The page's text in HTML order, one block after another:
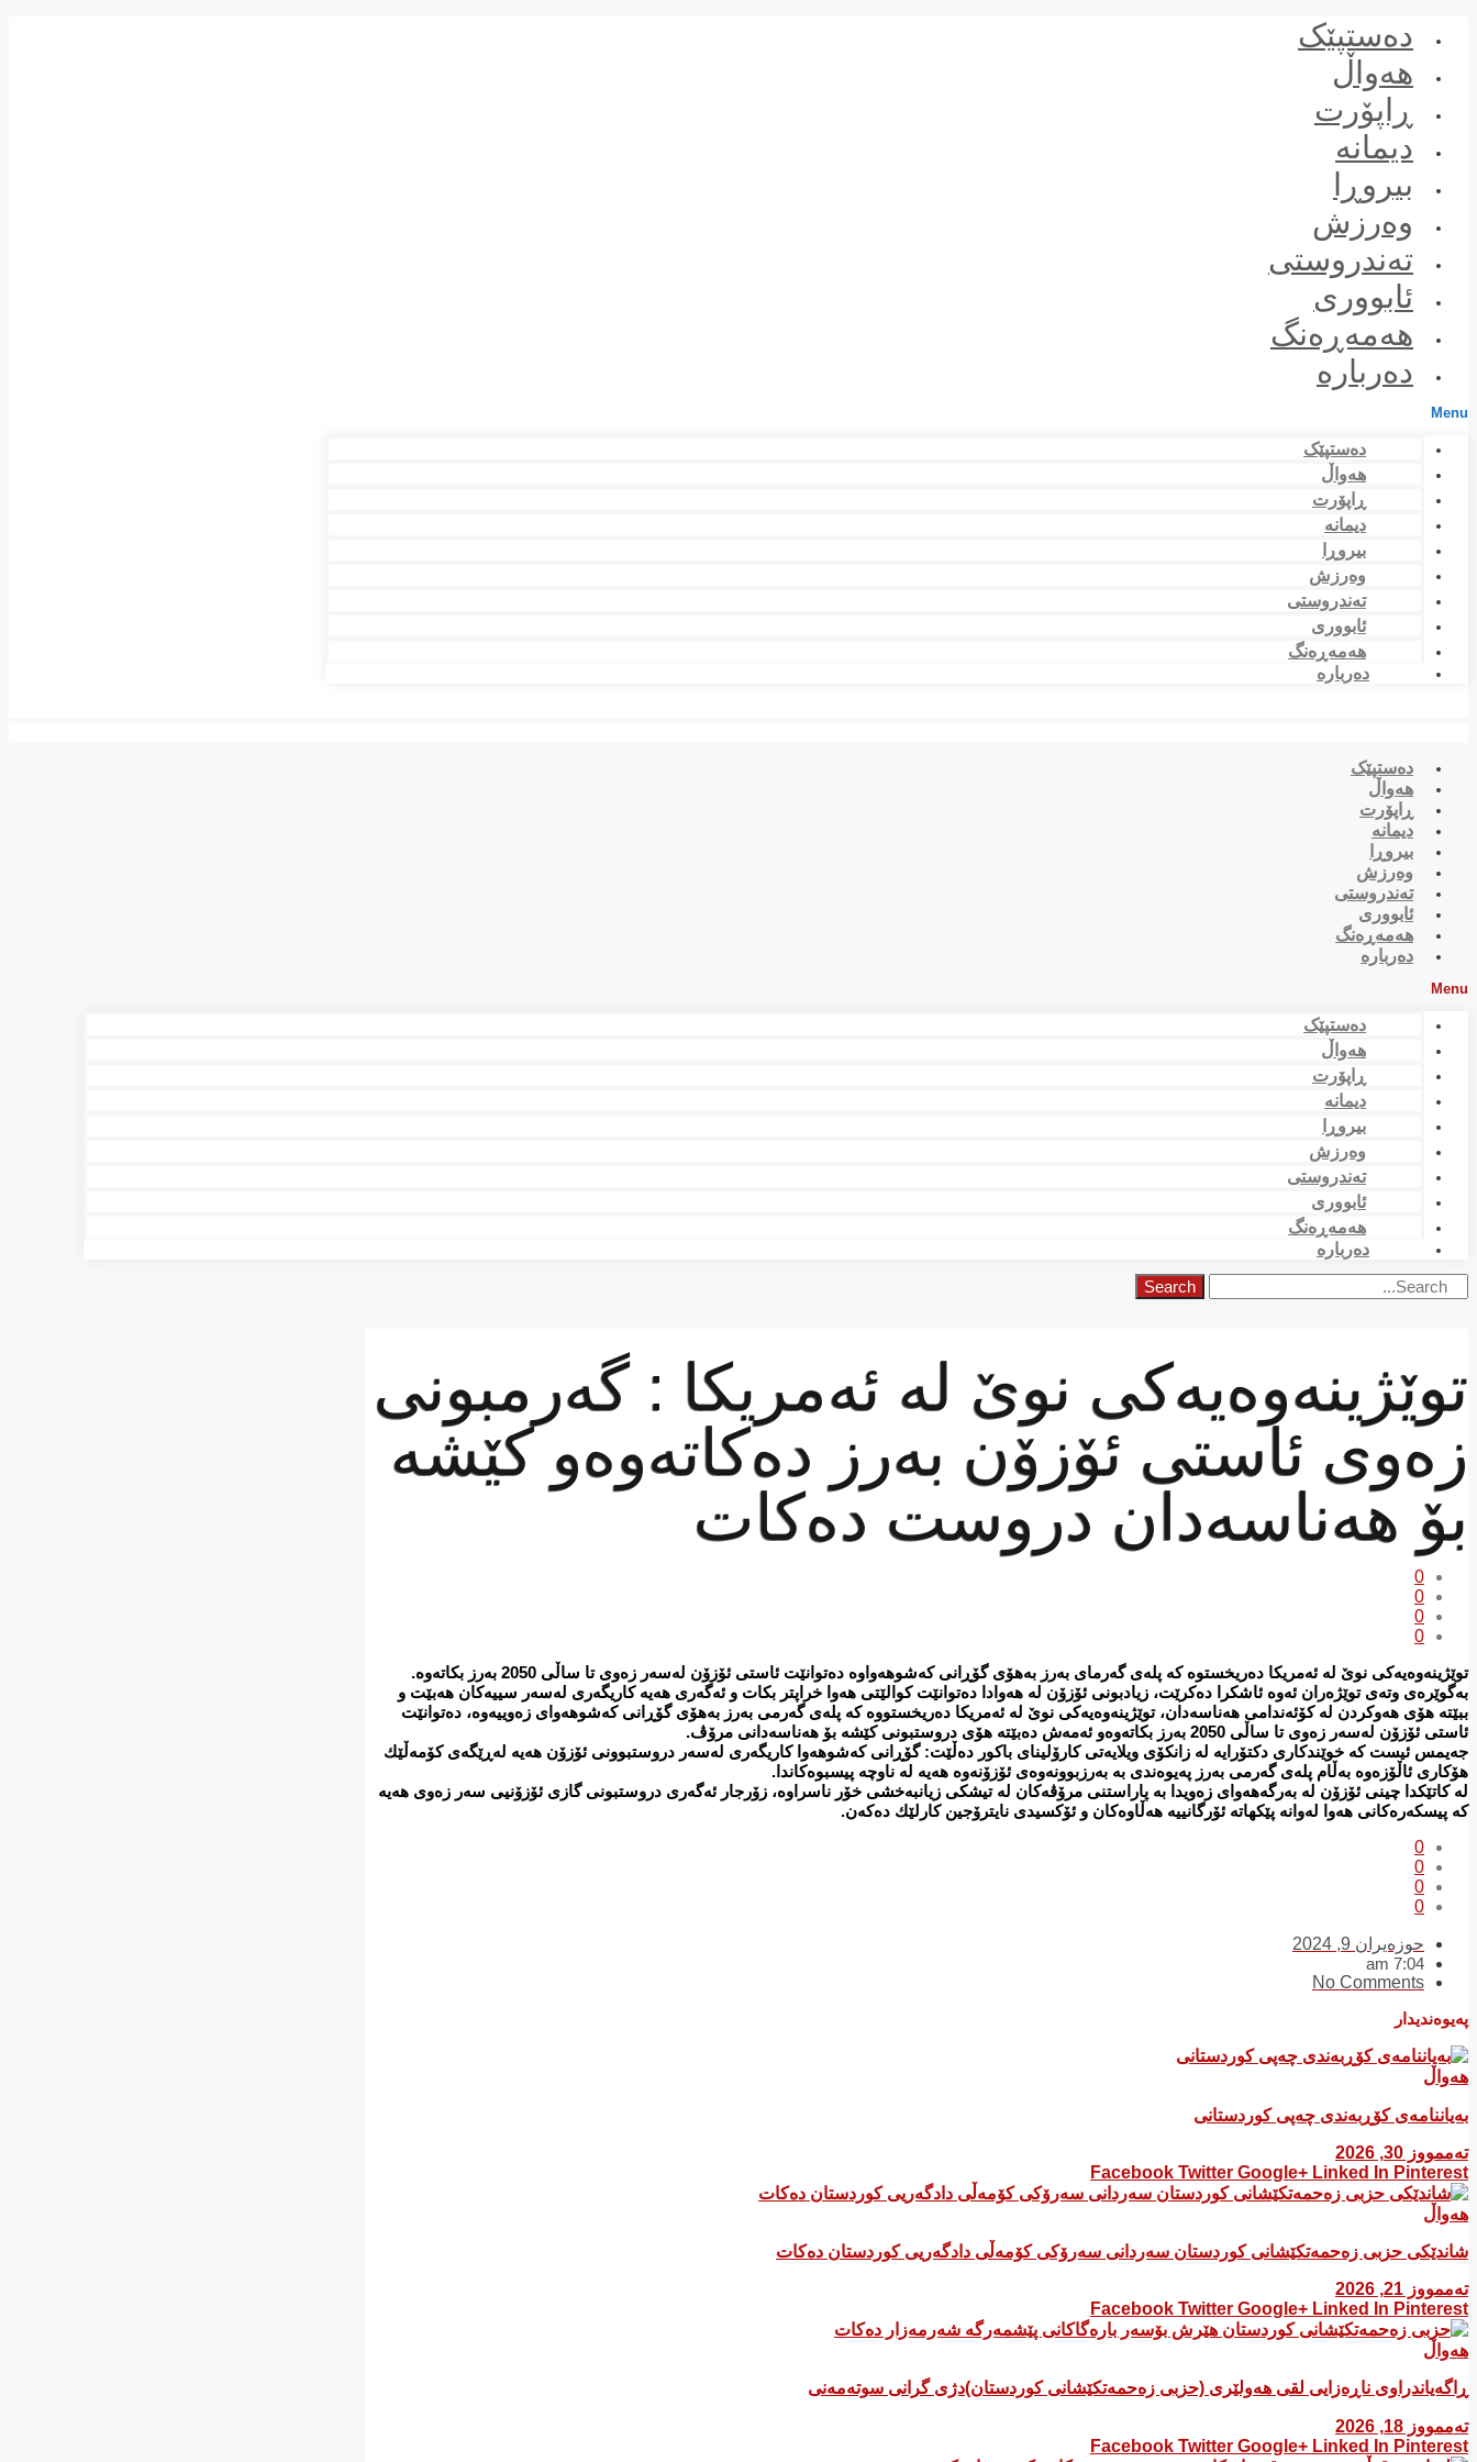
دەستپێک
هەواڵ
ڕاپۆرت
دیمانە
بیروڕا
وەرزش
تەندروستی
ئابووری
هەمەڕەنگ
دەربارە
Menu
دەستپێک
هەواڵ
ڕاپۆرت
دیمانە
بیروڕا
وەرزش
تەندروستی
ئابووری
هەمەڕەنگ
دەربارە
دەستپێک
هەواڵ
ڕاپۆرت
دیمانە
بیروڕا
وەرزش
تەندروستی
ئابووری
هەمەڕەنگ
دەربارە
Menu
دەستپێک
هەواڵ
ڕاپۆرت
دیمانە
بیروڕا
وەرزش
تەندروستی
ئابووری
هەمەڕەنگ
دەربارە
Search
توێژینەوەیەكی نوێ لە ئەمریكا : گەرمبونی
زەوی ئاستی ئۆزۆن بەرز دەكاتەوەو كێشە
بۆ هەناسەدان دروست دەكات
0
0
0
0
توێژینەوەیەكی نوێ لە ئەمریكا دەریخستوە كە پلەی گەرمای بەرز بەهۆی گۆڕانی كەشوهەواوە دەتوانێت ئاستی ئۆزۆن لەسەر زەوی تا ساڵی 2050 بەرز بكاتەوە.
بەگوێرەی وتەی توێژەران ئەوە ئاشكرا دەكرێت، زیادبونی ئۆزۆن لە هەوادا دەتوانێت كوالێتی هەوا خراپتر بكات و ئەگەری هەیە كاریگەری لەسەر سییەكان هەبێت و
ببێتە هۆی هەوكردن لە كۆئەندامی هەناسەدان، توێژینەوەیەكی نوێ لە ئەمریكا دەریخستووە كە پلەی گەرمی بەرز بەهۆی گۆڕانی كەشوهەوای زەوییەوە، دەتوانێت
ئاستی ئۆزۆن لەسەر زەوی تا ساڵی 2050 بەرز بكاتەوەو ئەمەش دەبێتە هۆی دروستبونی كێشە بۆ هەناسەدانی مرۆڤ.
جەیمس ئیست كە خوێندكاری دكتۆرایە لە زانكۆی ویلایەتی كارۆلینای باكور دەڵێت: گۆڕانی كەشوهەوا كاریگەری لەسەر دروستبوونی ئۆزۆن هەیە لەڕێگەی كۆمەڵێك
هۆكاری ئاڵۆزەوە بەڵام پلەی گەرمی بەرز پەیوەندی بە بەرزبوونەوەی ئۆزۆنەوە هەیە لە ناوچە پیسبوەكاندا.
لە كاتێكدا چینی ئۆزۆن لە بەرگەهەوای زەویدا بە پاراستنی مرۆڤەكان لە تیشكی زیانبەخشی خۆر ناسراوە، زۆرجار ئەگەری دروستبونی گازی ئۆزۆنیی سەر زەوی هەیە
كە پیسكەرەكانی هەوا لەوانە پێكهاتە ئۆرگانییە هەڵاوەكان و ئۆكسیدی نایترۆجین كارلێك دەكەن.
0
0
0
0
حوزه‌یران 9, 2024
7:04 am
No Comments
پەیوەندیدار
هەواڵ
بەیاننامەی کۆڕبەندی چەپی کوردستانی
تەممووز 30, 2026
Facebook Twitter Google+ Linked In Pinterest
هەواڵ
شاندێکی حزبی زەحمەتکێشانی کوردستان سەردانی سەرۆکی کۆمەڵی دادگەریی کوردستان دەکات
تەممووز 21, 2026
Facebook Twitter Google+ Linked In Pinterest
هەواڵ
ڕاگەیاندراوی ناڕەزایی لقی هەولێری (حزبی زەحمەتکێشانی کوردستان)دژی گرانی سوتەمەنی
تەممووز 18, 2026
Facebook Twitter Google+ Linked In Pinterest